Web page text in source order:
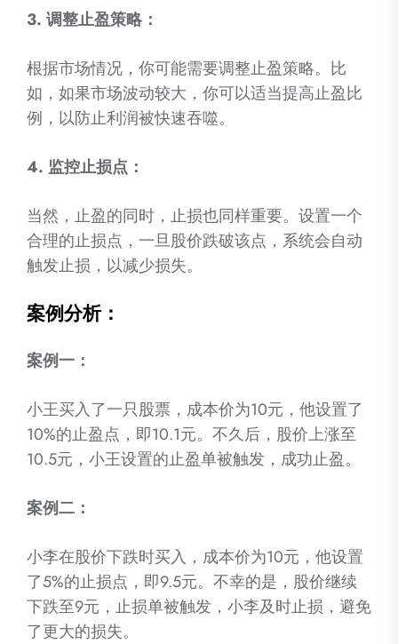
3. 调整止盈策略：
根据市场情况，你可能需要调整止盈策略。比
如，如果市场波动较大，你可以适当提高止盈比
例，以防止利润被快速吞噬。
4. 监控止损点：
当然，止盈的同时，止损也同样重要。设置一个
合理的止损点，一旦股价跌破该点，系统会自动
触发止损，以减少损失。
案例分析：
案例一：
小王买入了一只股票，成本价为10元，他设置了
10%的止盈点，即10.1元。不久后，股价上涨至
10.5元，小王设置的止盈单被触发，成功止盈。
案例二：
小李在股价下跌时买入，成本价为10元，他设置
了5%的止损点，即9.5元。不幸的是，股价继续
下跌至9元，止损单被触发，小李及时止损，避免
了更大的损失。